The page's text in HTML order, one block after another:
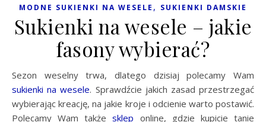
MODNE SUKIENKI NA WESELE , SUKIENKI DAMSKIE
Sukienki na wesele – jakie
fasony wybierać?
Sezon weselny trwa, dlatego dzisiaj polecamy Wam
sukienki na wesele. Sprawdźcie jakich zasad przestrzegać
wybierając kreację, na jakie kroje i odcienie warto postawić.
Polecamy Wam takżesklep online, gdzie kupicie tanie